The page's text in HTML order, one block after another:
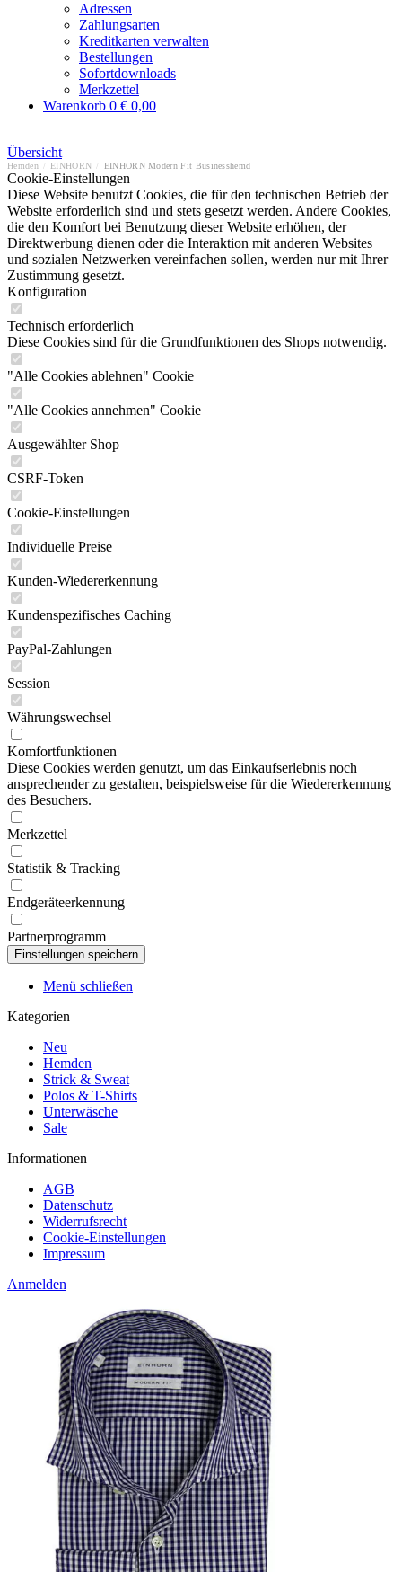
Adressen
Zahlungsarten
Kreditkarten verwalten
Bestellungen
Sofortdownloads
Merkzettel
Warenkorb 0 € 0,00
Übersicht
Hemden EINHORN EINHORN Modern Fit Businesshemd
Cookie-Einstellungen
Diese Website benutzt Cookies, die für den technischen Betrieb der
Website erforderlich sind und stets gesetzt werden. Andere Cookies,
die den Komfort bei Benutzung dieser Website erhöhen, der
Direktwerbung dienen oder die Interaktion mit anderen Websites
und sozialen Netzwerken vereinfachen sollen, werden nur mit Ihrer
Zustimmung gesetzt.
Konfiguration
Technisch erforderlich
Diese Cookies sind für die Grundfunktionen des Shops notwendig.
"Alle Cookies ablehnen" Cookie
"Alle Cookies annehmen" Cookie
Ausgewählter Shop
CSRF-Token
Cookie-Einstellungen
Individuelle Preise
Kunden-Wiedererkennung
Kundenspezifisches Caching
PayPal-Zahlungen
Session
Währungswechsel
Komfortfunktionen
Diese Cookies werden genutzt, um das Einkaufserlebnis noch
ansprechender zu gestalten, beispielsweise für die Wiedererkennung
des Besuchers.
Merkzettel
Statistik & Tracking
Endgeräteerkennung
Partnerprogramm
Menü schließen
Kategorien
Neu
Hemden
Strick & Sweat
Polos & T-Shirts
Unterwäsche
Sale
Informationen
AGB
Datenschutz
Widerrufsrecht
Cookie-Einstellungen
Impressum
Anmelden